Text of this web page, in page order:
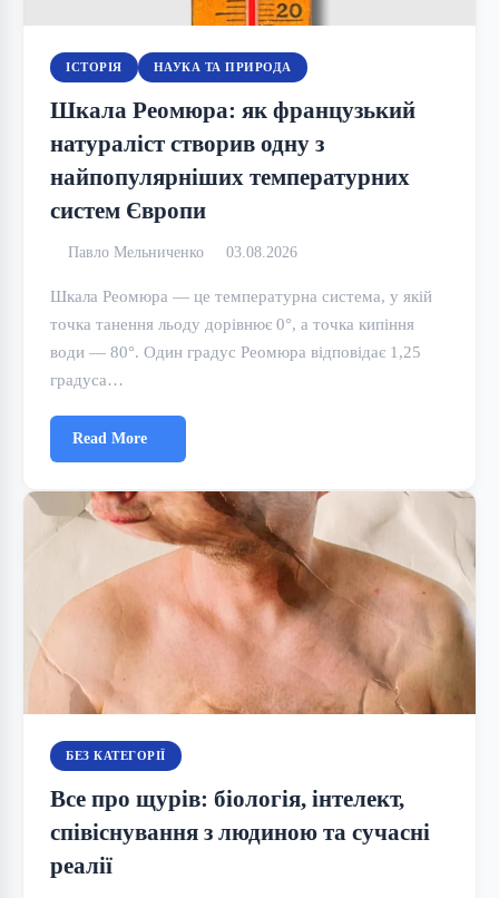
ІСТОРІЯ НАУКА ТА ПРИРОДА
Шкала Реомюра: як французький
натураліст створив одну з
найпопулярніших температурних
систем Європи
Павло Мельниченко 03.08.2026
Шкала Реомюра — це температурна система, у якій
точка танення льоду дорівнює 0°, а точка кипіння
води — 80°. Один градус Реомюра відповідає 1,25
градуса…
Read More
БЕЗ КАТЕГОРІЇ
Все про щурів: біологія, інтелект,
співіснування з людиною та сучасні
реалії